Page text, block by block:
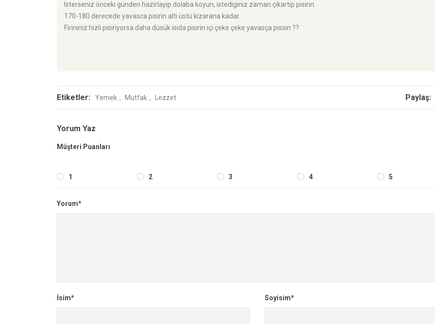
Isterseniz önceki günden hazirlayip dolaba koyun, istediginiz zaman çikartip pisirin.
170-180 derecede yavasca pisirin alti üstü kizarana kadar.
Firininiz hizli pisiriyorsa daha düsük isida pisirin içi çeke çeke yavasça pissin ??
Etiketler: Yemek Mutfak Lezzet Paylaş:
Yorum Yaz
Müşteri Puanları
1 2 3 4 5
Yorum*
İsim* Soyisim*